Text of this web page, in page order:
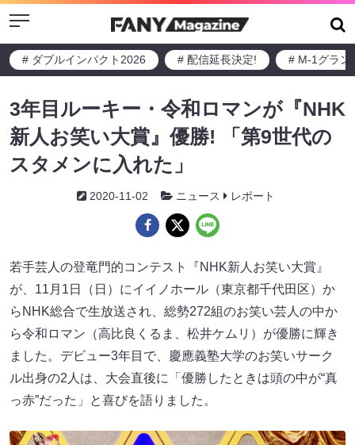
Menu
# ダブルインパクト2026 # 配信延長決定! # M-1グラン
3年目ルーキー・令和ロマンが『NHK
新人お笑い大賞』優勝! 「第9世代の
スタメンに入れた」
2020-11-02 ニュース レポート
若手芸人の登竜門的コンテスト『NHK新人お笑い大賞』
が、11月1日（日）にイイノホール（東京都千代田区）か
らNHK総合で生放送され、総勢272組のお笑い芸人の中か
ら令和ロマン（高比良くるま、松井ケムリ）が優勝に輝き
ました。デビュー3年目で、慶應義塾大学のお笑いサーク
ル出身の2人は、大会直後に「優勝したときは頭の中が“真
っ赤”だった」と喜びを語りました。